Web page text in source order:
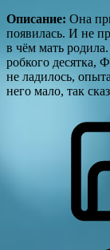
Описание: Она
появилась. И не
в чём мать
робкого
не ладилось,
него мало, так